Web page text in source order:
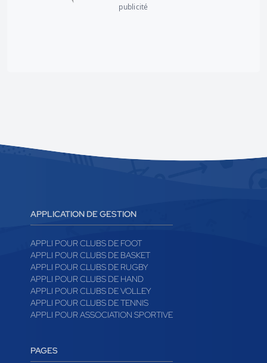
publicité
APPLICATION DE GESTION
APPLI POUR CLUBS DE FOOT
APPLI POUR CLUBS DE BASKET
APPLI POUR CLUBS DE RUGBY
APPLI POUR CLUBS DE HAND
APPLI POUR CLUBS DE VOLLEY
APPLI POUR CLUBS DE TENNIS
APPLI POUR ASSOCIATION SPORTIVE
PAGES